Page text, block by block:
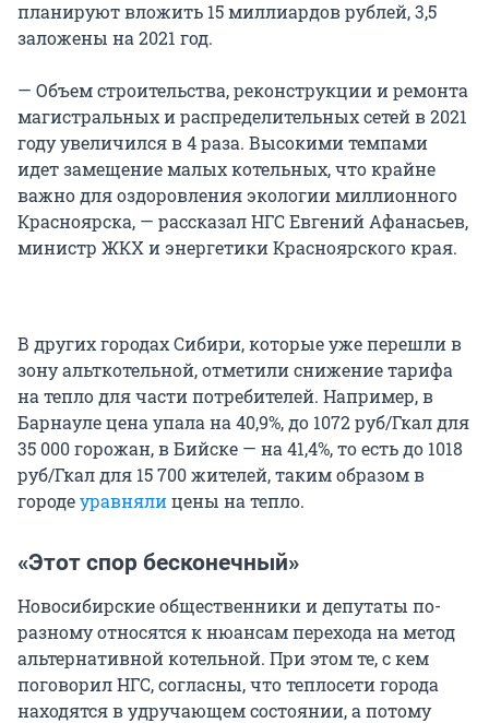
планируют вложить 15 миллиардов рублей, 3,5
заложены на 2021 год.
— Объем строительства, реконструкции и ремонта
магистральных и распределительных сетей в 2021
году увеличился в 4 раза. Высокими темпами
идет замещение малых котельных, что крайне
важно для оздоровления экологии миллионного
Красноярска, — рассказал НГС Евгений Афанасьев,
министр ЖКХ и энергетики Красноярского края.
В других городах Сибири, которые уже перешли в
зону альткотельной, отметили снижение тарифа
на тепло для части потребителей. Например, в
Барнауле цена упала на 40,9%, до 1072 руб/Гкал для
35 000 горожан, в Бийске — на 41,4%, то есть до 1018
руб/Гкал для 15 700 жителей, таким образом в
городеуравнялицены на тепло.
«Этот спор бесконечный»
Новосибирские общественники и депутаты по-
разному относятся к нюансам перехода на метод
альтернативной котельной. При этом те, с кем
поговорил НГС, согласны, что теплосети города
находятся в удручающем состоянии, а потому